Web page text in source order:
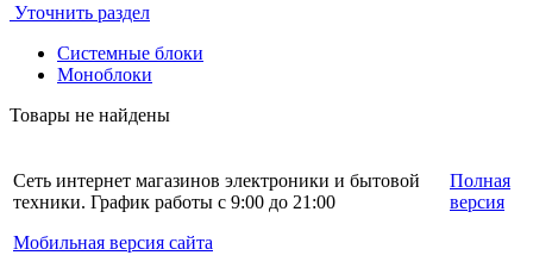
Уточнить раздел
Системные блоки
Моноблоки
Товары не найдены
Сеть интернет магазинов электроники и бытовой
техники. График работы с 9:00 до 21:00
Мобильная версия сайта
Полная
версия